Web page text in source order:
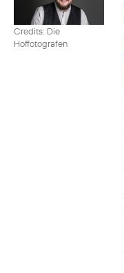
Credits: Die
Hoffotografen